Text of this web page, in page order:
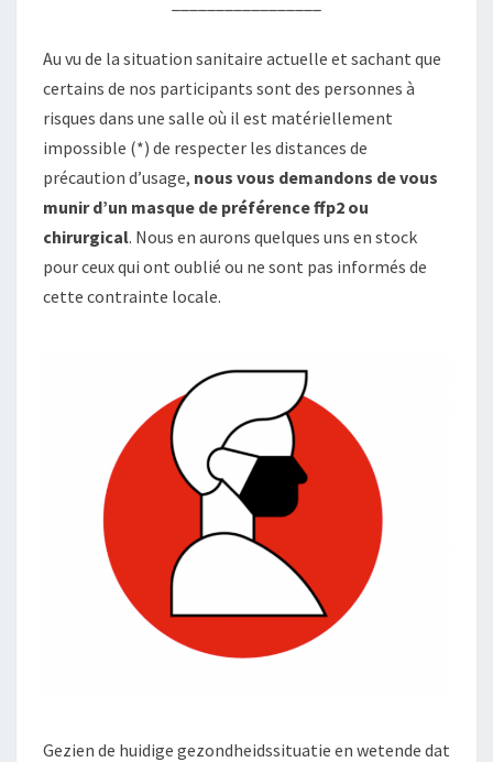
Au vu de la situation sanitaire actuelle et sachant que
certains de nos participants sont des personnes à
risques dans une salle où il est matériellement
impossible (*) de respecter les distances de
précaution d’usage, nous vous demandons de vous
munir d’un masque de préférence ffp2 ou
chirurgical. Nous en aurons quelques uns en stock
pour ceux qui ont oublié ou ne sont pas informés de
cette contrainte locale.
Gezien de huidige gezondheidssituatie en wetende dat